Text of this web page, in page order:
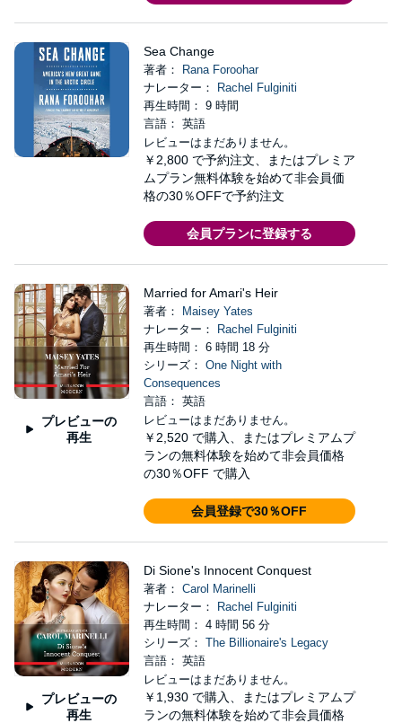
Sea Change
著者：
Rana Foroohar
ナレーター：
Rachel Fulginiti
再生時間： 9 時間
言語： 英語
レビューはまだありません。
￥2,800 で予約注文、またはプレミア
ムプラン無料体験を始めて非会員価
格の30％OFFで予約注文
会員プランに登録する
プレビューの
再生
Married for Amari's Heir
著者：
Maisey Yates
ナレーター：
Rachel Fulginiti
再生時間： 6 時間 18 分
シリーズ： One Night with
Consequences
言語： 英語
レビューはまだありません。
￥2,520 で購入、またはプレミアムプ
ランの無料体験を始めて非会員価格
の30％OFF で購入
会員登録で30％OFF
プレビューの
再生
Di Sione's Innocent Conquest
著者： Carol Marinelli
ナレーター：
Rachel Fulginiti
再生時間： 4 時間 56 分
シリーズ： The Billionaire's Legacy
言語： 英語
レビューはまだありません。
￥1,930 で購入、またはプレミアムプ
ランの無料体験を始めて非会員価格